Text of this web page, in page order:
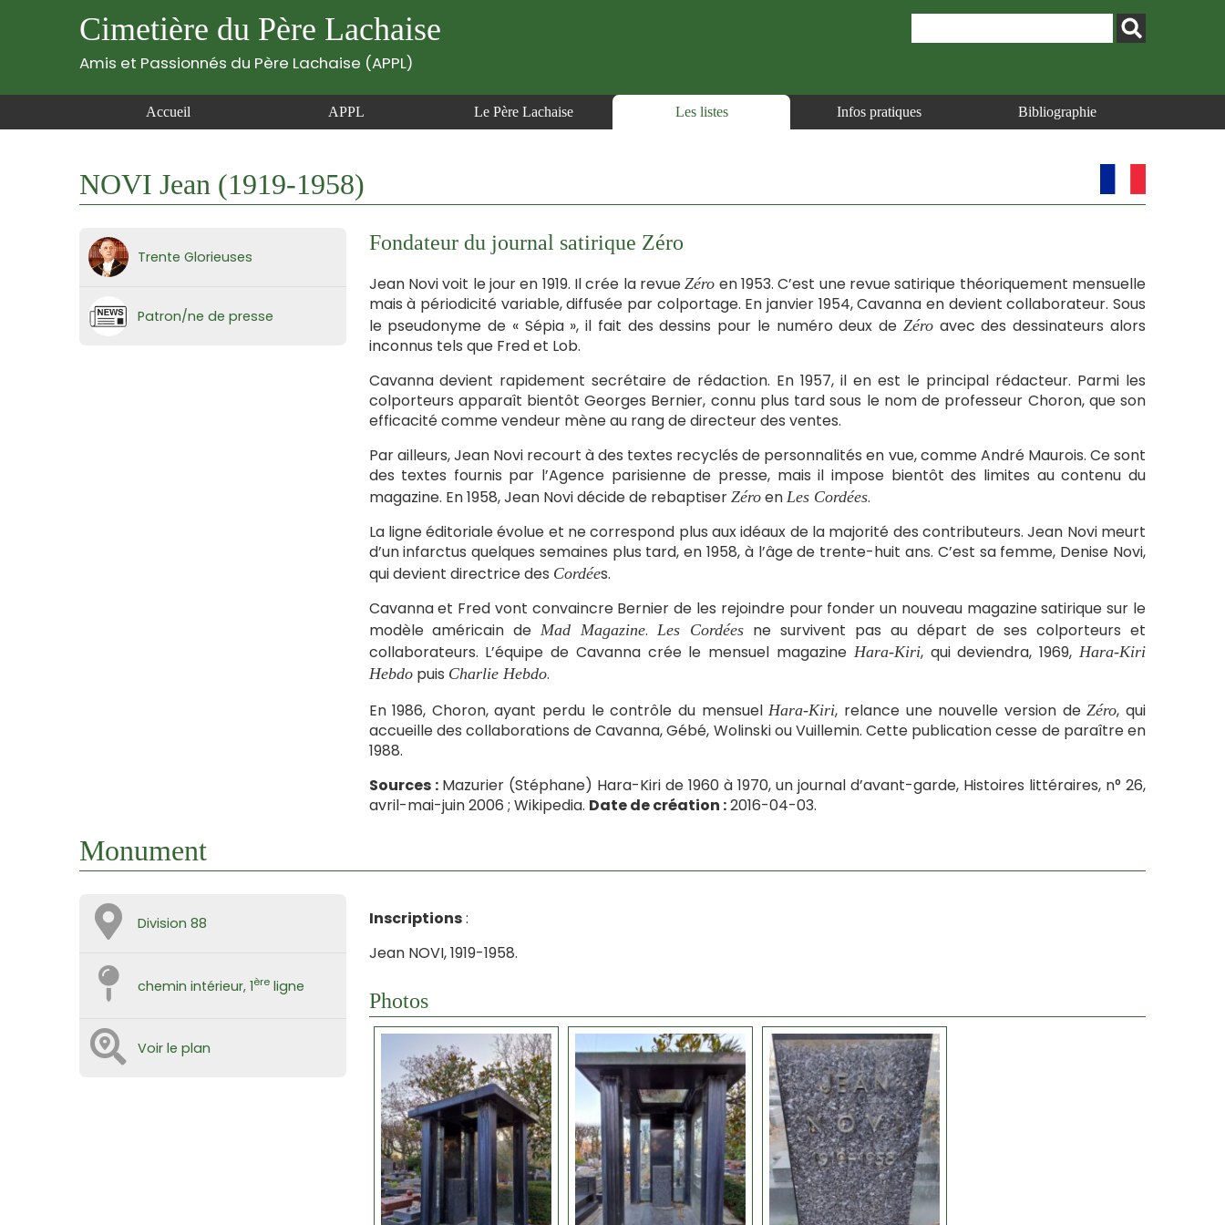
Cimetière du Père Lachaise
Amis et Passionnés du Père Lachaise (APPL)
Accueil APPL Le Père Lachaise Les listes Infos pratiques Bibliographie
NOVI Jean (1919-1958)
Trente Glorieuses
Patron/ne de presse
Fondateur du journal satirique Zéro
Jean Novi voit le jour en 1919. Il crée la revueZéro en 1953. C’est une revue satirique théoriquement mensuelle
mais à périodicité variable, diffusée par colportage. En janvier 1954, Cavanna en devient collaborateur. Sous
le pseudonyme de « Sépia », il fait des dessins pour le numéro deux de Zéroavec des dessinateurs alors
inconnus tels que Fred et Lob.
Cavanna devient rapidement secrétaire de rédaction. En 1957, il en est le principal rédacteur. Parmi les
colporteurs apparaît bientôt Georges Bernier, connu plus tard sous le nom de professeur Choron, que son
efficacité comme vendeur mène au rang de directeur des ventes.
Par ailleurs, Jean Novi recourt à des textes recyclés de personnalités en vue, comme André Maurois. Ce sont
des textes fournis par l’Agence parisienne de presse, mais il impose bientôt des limites au contenu du
magazine. En 1958, Jean Novi décide de rebaptiser Zéroen Les Cordées.
La ligne éditoriale évolue et ne correspond plus aux idéaux de la majorité des contributeurs. Jean Novi meurt
d’un infarctus quelques semaines plus tard, en 1958, à l’âge de trente-huit ans. C’est sa femme, Denise Novi,
qui devient directrice des Cordées.
Cavanna et Fred vont convaincre Bernier de les rejoindre pour fonder un nouveau magazine satirique sur le
modèle américain deMad Magazine.Les Cordées ne survivent pas au départ de ses colporteurs et
collaborateurs. L’équipe de Cavanna crée le mensuel magazine Hara-Kiri, qui deviendra, 1969,Hara-Kiri
Hebdopuis Charlie Hebdo.
En 1986, Choron, ayant perdu le contrôle du mensuelHara-Kiri, relance une nouvelle version deZéro, qui
accueille des collaborations de Cavanna, Gébé, Wolinski ou Vuillemin. Cette publication cesse de paraître en
1988.
Sources : Mazurier (Stéphane) Hara-Kiri de 1960 à 1970, un journal d’avant-garde, Histoires littéraires, n° 26,
avril-mai-juin 2006 ; Wikipedia. Date de création :2016-04-03.
Monument
Division 88
chemin intérieur, 1ère ligne
Voir le plan
Inscriptions:
Jean NOVI, 1919-1958.
Photos